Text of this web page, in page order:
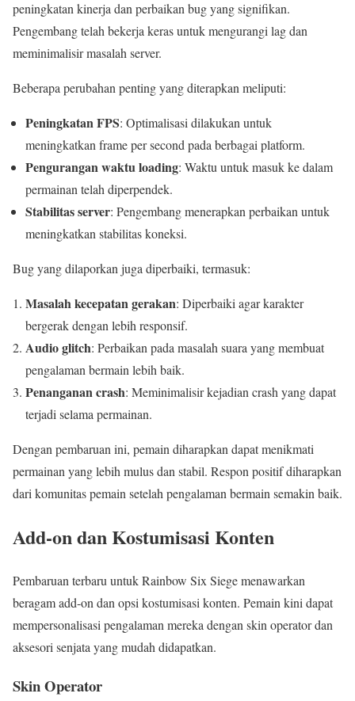
peningkatan kinerja dan perbaikan bug yang signifikan.
Pengembang telah bekerja keras untuk mengurangi lag dan
meminimalisir masalah server.
Beberapa perubahan penting yang diterapkan meliputi:
Peningkatan FPS: Optimalisasi dilakukan untuk
meningkatkan frame per second pada berbagai platform.
Pengurangan waktu loading: Waktu untuk masuk ke dalam
permainan telah diperpendek.
Stabilitas server: Pengembang menerapkan perbaikan untuk
meningkatkan stabilitas koneksi.
Bug yang dilaporkan juga diperbaiki, termasuk:
Masalah kecepatan gerakan: Diperbaiki agar karakter
bergerak dengan lebih responsif.
Audio glitch: Perbaikan pada masalah suara yang membuat
pengalaman bermain lebih baik.
Penanganan crash: Meminimalisir kejadian crash yang dapat
terjadi selama permainan.
Dengan pembaruan ini, pemain diharapkan dapat menikmati
permainan yang lebih mulus dan stabil. Respon positif diharapkan
dari komunitas pemain setelah pengalaman bermain semakin baik.
Add-on dan Kostumisasi Konten
Pembaruan terbaru untuk Rainbow Six Siege menawarkan
beragam add-on dan opsi kostumisasi konten. Pemain kini dapat
mempersonalisasi pengalaman mereka dengan skin operator dan
aksesori senjata yang mudah didapatkan.
Skin Operator